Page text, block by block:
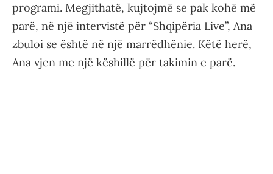
programi. Megjithatë, kujtojmë se pak kohë më
parë, në një intervistë për “Shqipëria Live”, Ana
zbuloi se është në një marrëdhënie. Këtë herë,
Ana vjen me një këshillë për takimin e parë.